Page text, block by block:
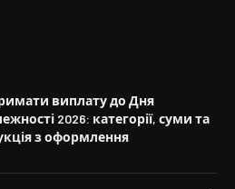
виплату до Дня
2026: категорії, суми та
з оформлення